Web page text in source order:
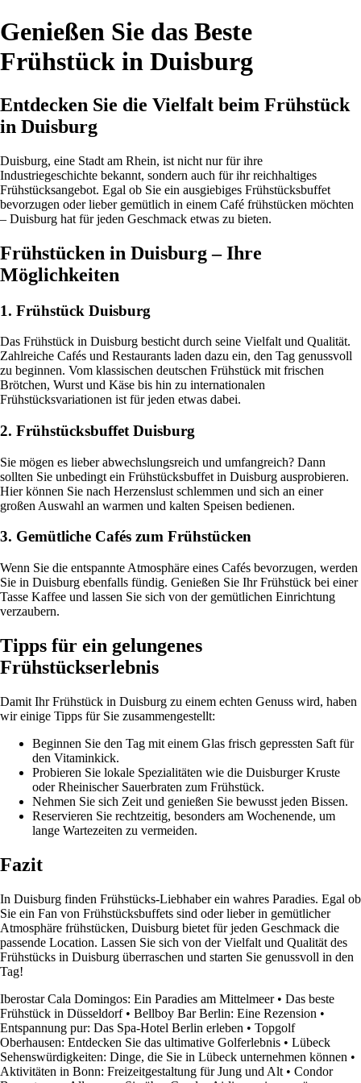
Genießen Sie das Beste
Frühstück in Duisburg
Entdecken Sie die Vielfalt beim Frühstück
in Duisburg
Duisburg, eine Stadt am Rhein, ist nicht nur für ihre
Industriegeschichte bekannt, sondern auch für ihr reichhaltiges
Frühstücksangebot. Egal ob Sie ein ausgiebiges Frühstücksbuffet
bevorzugen oder lieber gemütlich in einem Café frühstücken möchten
– Duisburg hat für jeden Geschmack etwas zu bieten.
Frühstücken in Duisburg – Ihre
Möglichkeiten
1. Frühstück Duisburg
Das Frühstück in Duisburg besticht durch seine Vielfalt und Qualität.
Zahlreiche Cafés und Restaurants laden dazu ein, den Tag genussvoll
zu beginnen. Vom klassischen deutschen Frühstück mit frischen
Brötchen, Wurst und Käse bis hin zu internationalen
Frühstücksvariationen ist für jeden etwas dabei.
2. Frühstücksbuffet Duisburg
Sie mögen es lieber abwechslungsreich und umfangreich? Dann
sollten Sie unbedingt ein Frühstücksbuffet in Duisburg ausprobieren.
Hier können Sie nach Herzenslust schlemmen und sich an einer
großen Auswahl an warmen und kalten Speisen bedienen.
3. Gemütliche Cafés zum Frühstücken
Wenn Sie die entspannte Atmosphäre eines Cafés bevorzugen, werden
Sie in Duisburg ebenfalls fündig. Genießen Sie Ihr Frühstück bei einer
Tasse Kaffee und lassen Sie sich von der gemütlichen Einrichtung
verzaubern.
Tipps für ein gelungenes
Frühstückserlebnis
Damit Ihr Frühstück in Duisburg zu einem echten Genuss wird, haben
wir einige Tipps für Sie zusammengestellt:
Beginnen Sie den Tag mit einem Glas frisch gepressten Saft für
den Vitaminkick.
Probieren Sie lokale Spezialitäten wie die Duisburger Kruste
oder Rheinischer Sauerbraten zum Frühstück.
Nehmen Sie sich Zeit und genießen Sie bewusst jeden Bissen.
Reservieren Sie rechtzeitig, besonders am Wochenende, um
lange Wartezeiten zu vermeiden.
Fazit
In Duisburg finden Frühstücks-Liebhaber ein wahres Paradies. Egal ob
Sie ein Fan von Frühstücksbuffets sind oder lieber in gemütlicher
Atmosphäre frühstücken, Duisburg bietet für jeden Geschmack die
passende Location. Lassen Sie sich von der Vielfalt und Qualität des
Frühstücks in Duisburg überraschen und starten Sie genussvoll in den
Tag!
Iberostar Cala Domingos: Ein Paradies am Mittelmeer• Das beste
Frühstück in Düsseldorf• Bellboy Bar Berlin: Eine Rezension •
Entspannung pur: Das Spa-Hotel Berlin erleben • Topgolf
Oberhausen: Entdecken Sie das ultimative Golferlebnis • Lübeck
Sehenswürdigkeiten: Dinge, die Sie in Lübeck unternehmen können •
Aktivitäten in Bonn: Freizeitgestaltung für Jung und Alt • Condor